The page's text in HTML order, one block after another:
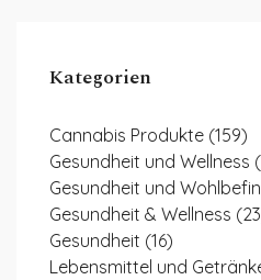
Kategorien
Cannabis Produkte (159)
Gesundheit und Wellness
Gesundheit und
Gesundheit & Wellness
Gesundheit (16)
Lebensmittel und